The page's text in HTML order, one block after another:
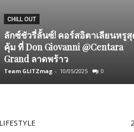
CHILL OUT
ลักซ์ชัวรี่ลั้นซ์! คอร์สอิตาเลียนหรู
คุ้ม ที่ Don Giovanni @Centara
Grand ลาดพร้าว
Team GLITZmag - 10/05/2025 0